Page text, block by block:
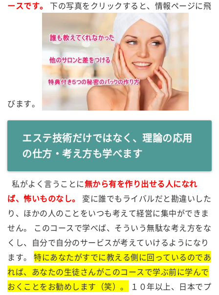
ースです。
下の写真をクリックすると、情報ページに飛
びます。
エステ技術だけではなく、理論の応用
の仕方・考え方も学べます
私がよく言うことに無から有を作り出せる人になれ
ば、怖いものなし。
変に誰でもライバルだと勘違いした
り、ほかの人のことをいつも考えて経営に集中ができま
せん。 このコースで学べば、そういう無駄な考え方をな
くし、自分で自分のサービスが考えていけるようになり
ます。 特にあなたがすでに教える側に回っているのであ
れば、あなたの生徒さんがこのコースで学ぶ前に学んで
おくことをお勧めします（笑）。
１０年以上、日本でプ